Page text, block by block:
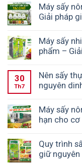
Máy sấy
Giải pháp
Máy sấy
phẩm –
30
Th7
Nên sấy
nguyên
Máy sấy
hạn cho
Quy trình
giữ